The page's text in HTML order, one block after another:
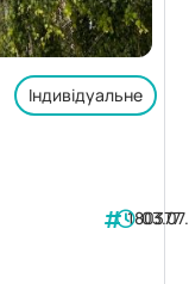
Індивідуальне
180377